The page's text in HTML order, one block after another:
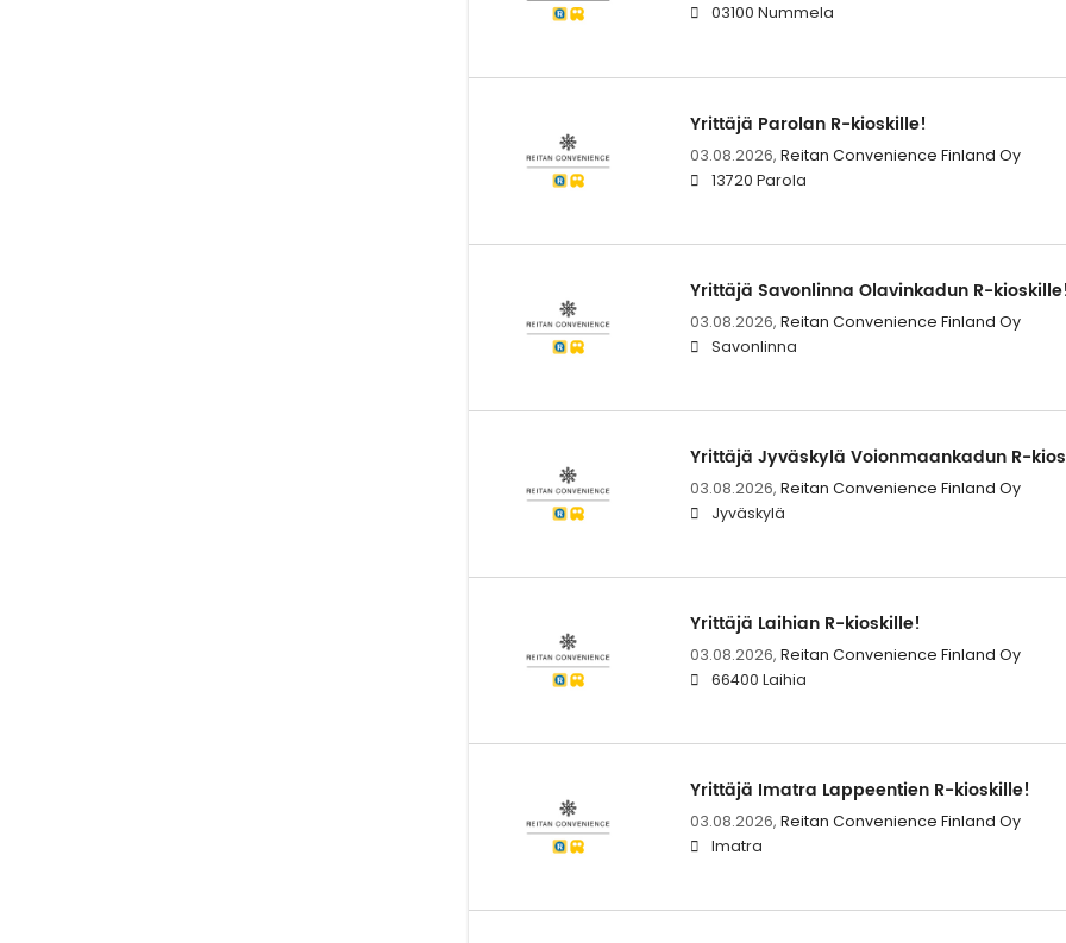
03100 Nummela
Yrittäjä Parolan R-kioskille!
03.08.2026, Reitan Convenience Finland Oy
13720 Parola
Yrittäjä Savonlinna Olavinkadun R-
03.08.2026, Reitan Convenience Finland Oy
Savonlinna
Yrittäjä Jyväskylä Voionmaankadun R-
03.08.2026, Reitan Convenience Finland Oy
Jyväskylä
Yrittäjä Laihian R-kioskille!
03.08.2026, Reitan Convenience Finland Oy
66400 Laihia
Yrittäjä Imatra Lappeentien R-kioskille!
03.08.2026, Reitan Convenience Finland Oy
Imatra